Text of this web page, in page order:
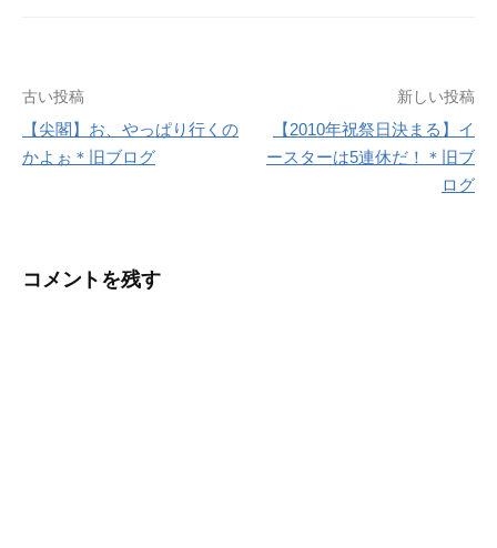
投
稿
ゲ
古い投稿
【尖閣】お、やっぱり行くの
かよぉ＊旧ブログ
新しい投稿
【2010年祝祭日決まる】イ
ースターは5連休だ！＊旧ブ
ログ
コメントを残す